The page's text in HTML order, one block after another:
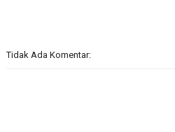
Tidak Ada Komentar: